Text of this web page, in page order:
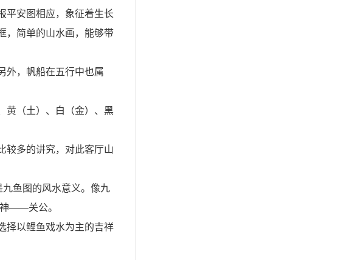
平安图相应，象征着生长
，简单的山水画，能够带
外，帆船在五行中也属
黄（土）、白（金）、黑
较多的讲究，对此客厅山
鱼图的风水意义。像九
神——关公。
择以鲤鱼戏水为主的吉祥